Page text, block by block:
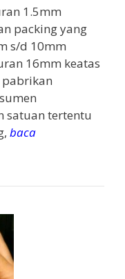
1.5mm
packing yang
s/d 10mm
16mm keatas
satuan tertentu
baca